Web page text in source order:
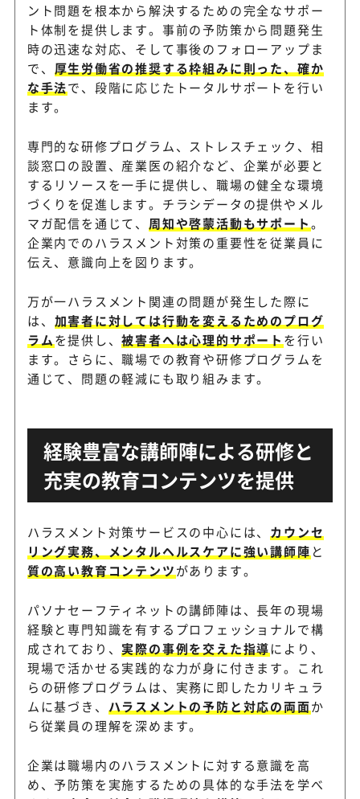
ント問題を根本から解決するための完全なサポー
ト体制を提供します。事前の予防策から問題発生
時の迅速な対応、そして事後のフォローアップま
で、 厚生労働省の推奨する枠組みに則った、確か
な手法で、段階に応じたトータルサポートを行い
ます。
専門的な研修プログラム、ストレスチェック、相
談窓口の設置、産業医の紹介など、企業が必要と
するリソースを一手に提供し、職場の健全な環境
づくりを促進します。チラシデータの提供やメル
マガ配信を通じて、 周知や啓蒙活動もサポート。
企業内でのハラスメント対策の重要性を従業員に
伝え、意識向上を図ります。
万が一ハラスメント関連の問題が発生した際に
は、 加害者に対しては行動を変えるためのプログ
ラムを提供し、被害者へは心理的サポート を行い
ます。さらに、職場での教育や研修プログラムを
通じて、問題の軽減にも取り組みます。
経験豊富な講師陣による研修と
充実の教育コンテンツを提供
ハラスメント対策サービスの中心には、 カウンセ
リング実務、メンタルヘルスケアに強い講師陣 と
質の高い教育コンテンツがあります。
パソナセーフティネットの講師陣は、長年の現場
経験と専門知識を有するプロフェッショナルで構
成されており、 実際の事例を交えた指導により、
現場で活かせる実践的な力が身に付きます。これ
らの研修プログラムは、実務に即したカリキュラ
ムに基づき、 ハラスメントの予防と対応の両面か
ら従業員の理解を深めます。
企業は職場内のハラスメントに対する意識を高
め、予防策を実施するための具体的な手法を学べ